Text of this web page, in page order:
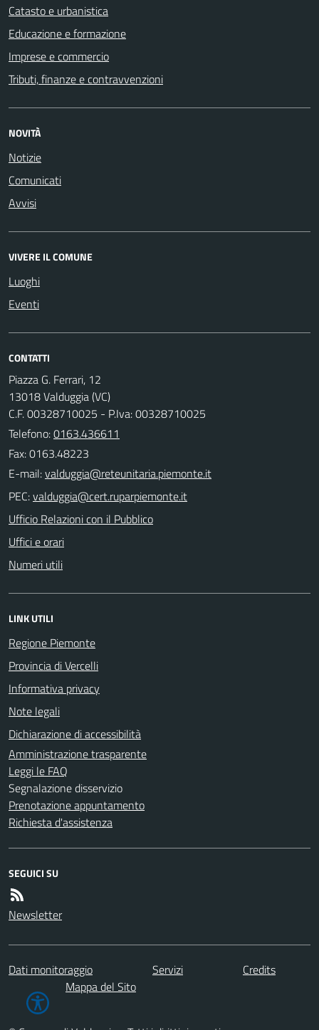
Catasto e urbanistica
Educazione e formazione
Imprese e commercio
Tributi, finanze e contravvenzioni
NOVITÀ
Notizie
Comunicati
Avvisi
VIVERE IL COMUNE
Luoghi
Eventi
CONTATTI
Piazza G. Ferrari, 12
13018 Valduggia (VC)
C.F. 00328710025 - P.Iva: 00328710025
Telefono:0163.436611
Fax: 0163.48223
E-mail:
PEC:
Ufficio Relazioni con il Pubblico
Uffici e orari
Numeri utili
LINK UTILI
Regione Piemonte
Provincia di Vercelli
Informativa privacy
Note legali
Dichiarazione di accessibilità
Amministrazione trasparente
Leggi le FAQ
Segnalazione disservizio
Prenotazione appuntamento
Richiesta d'assistenza
SEGUICI SU
Newsletter
Dati monitoraggio Servizi
Credits
Mappa del Sito